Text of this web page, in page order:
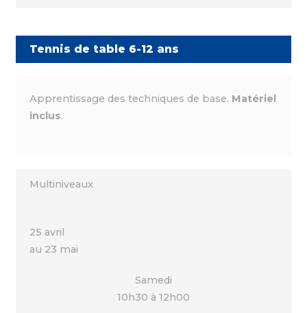
Tennis de table 6-12 ans
Apprentissage des techniques de base. Matériel
inclus.
Multiniveaux
25 avril
au 23 mai
Samedi
10h30 à 12h00